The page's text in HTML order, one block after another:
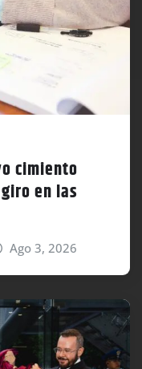
cimiento
en las
Ago 3, 2026